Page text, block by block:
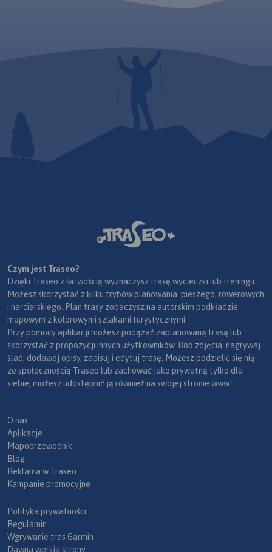
Czym jest Traseo?
Dzięki Traseo z łatwością wyznaczysz trasę wycieczki lub treningu.
Możesz skorzystać z kilku trybów planowania: pieszego, rowerowych
i narciarskiego. Plan trasy zobaczysz na autorskim podkładzie
mapowym z kolorowymi szlakami turystycznymi.
Przy pomocy aplikacji możesz podążać zaplanowaną trasą lub
skorzystać z propozycji innych użytkowników. Rób zdjęcia, nagrywaj
ślad, dodawaj opisy, zapisuj i edytuj trasę. Możesz podzielić się nią
ze społecznością Traseo lub zachować jako prywatną tylko dla
siebie, możesz udostępnić ją również na swojej stronie www!
O nas
Aplikacje
Mapoprzewodnik
Blog
Reklama w Traseo
Kampanie promocyjne
Polityka prywatności
Regulamin
Wgrywanie tras Garmin
Dawna wersja strony